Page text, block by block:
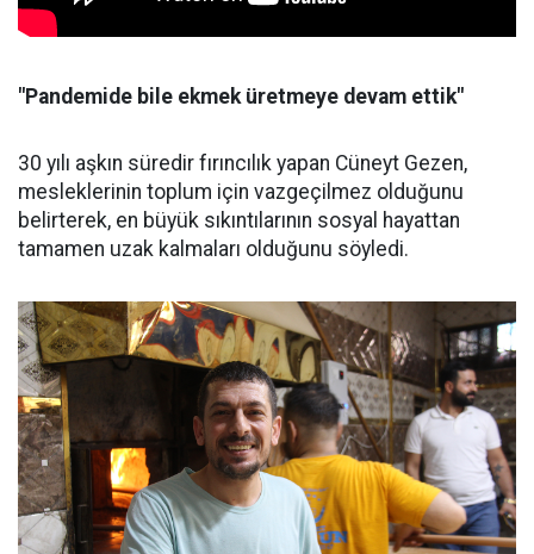
"Pandemide bile ekmek üretmeye devam ettik"
30 yılı aşkın süredir fırıncılık yapan Cüneyt Gezen,
mesleklerinin toplum için vazgeçilmez olduğunu
belirterek, en büyük sıkıntılarının sosyal hayattan
tamamen uzak kalmaları olduğunu söyledi.